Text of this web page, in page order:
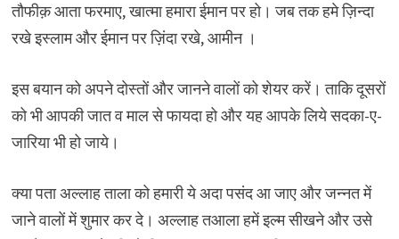
तौफीक़ आता फरमाए, खात्मा हमारा ईमान पर हो। जब तक हमे ज़िन्दा
रखे इस्लाम और ईमान पर ज़िंदा रखे, आमीन ।
इस बयान को अपने दोस्तों और जानने वालों को शेयर करें। ताकि दूसरों
को भी आपकी जात व माल से फायदा हो और यह आपके लिये सदका-ए-
जारिया भी हो जाये।
क्या पता अल्लाह ताला को हमारी ये अदा पसंद आ जाए और जन्नत में
जाने वालों में शुमार कर दे। अल्लाह तआला हमें इल्म सीखने और उसे